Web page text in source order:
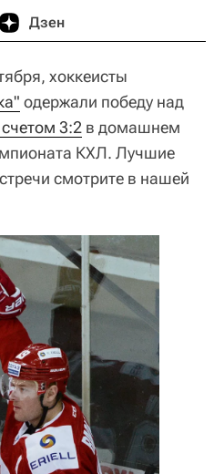
Дзен
хоккеисты
одержали победу над
3:2 в домашнем
КХЛ. Лучшие
смотрите в нашей